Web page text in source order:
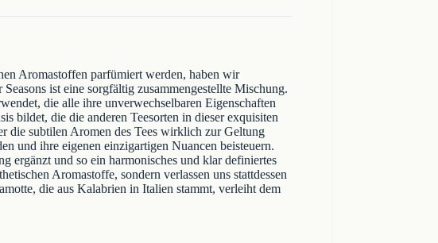
Aromastoffen parfümiert werden, haben wir
ist eine sorgfältig zusammengestellte Mischung.
die alle ihre unverwechselbaren Eigenschaften
bildet, die die anderen Teesorten in dieser exquisiten
die subtilen Aromen des Tees wirklich zur Geltung
und ihre eigenen einzigartigen Nuancen beisteuern.
ergänzt und so ein harmonisches und klar definiertes
Aromastoffe, sondern verlassen uns stattdessen
die aus Kalabrien in Italien stammt, verleiht dem